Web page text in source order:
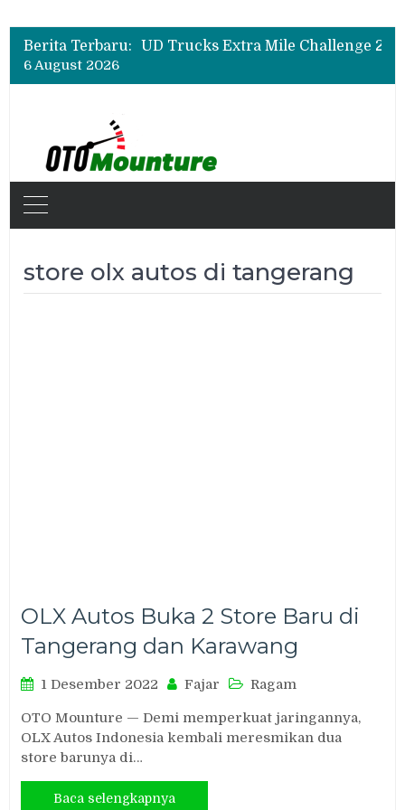
Berita Terbaru:
6 August 2026
store olx autos di tangerang
OLX Autos Buka 2 Store Baru di
Tangerang dan Karawang
1 Desember 2022 Fajar Ragam
OTO Mounture — Demi memperkuat jaringannya,
OLX Autos Indonesia kembali meresmikan dua
store barunya di…
Baca selengkapnya